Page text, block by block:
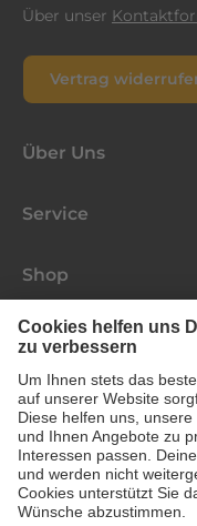
Über unser
Vertrag
Über Uns
Service
Shop
Folge uns